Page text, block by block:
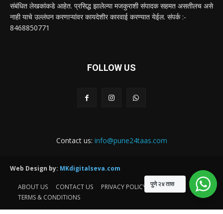
संबंधित लेखकांकडे आहेत. प्रसिद्ध झालेल्या मजकुराशी संपादक सहमत असतीलच असे
नाही याचे उल्लंघन करणाऱ्यांवर कायदेशीर कारवाई करण्यात येईल. संपर्क :-
8468850771
FOLLOW US
Contact us: info@pune24taas.com
Web Design by: MKdigitalseva.com
ABOUT US CONTACT US
PRIVACY POLICY
TERMS & CONDITIONS
पुणे २४ तास